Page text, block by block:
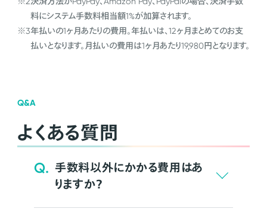
料にシステム手数料相当額1%が加算されます。
※3年払いの1ヶ月あたりの費用。年払いは、12ヶ月まとめてのお支
払いとなります。月払いの費用は1ヶ月あたり19,980円となります。
Q&A
よくある質問
Q. 手数料以外にかかる費用はあ
りますか？